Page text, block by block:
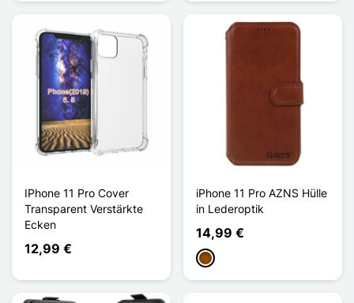
IPhone 11 Pro Cover
Transparent Verstärkte
Ecken
12,99 €
iPhone 11 Pro AZNS Hülle
in Lederoptik
14,99 €
Braun